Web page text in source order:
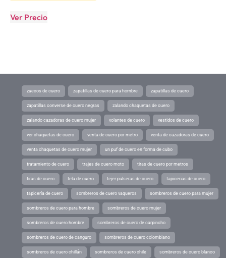
Ver Precio
zuecos de cuero zapatillas de cuero para hombre zapatillas de cuero
zapatillas converse de cuero negras zalando chaquetas de cuero
zalando cazadoras de cuero mujer volantes de cuero vestidos de cuero
ver chaquetas de cuero venta de cuero por metro venta de cazadoras de cuero
venta chaquetas de cuero mujer un puf de cuero en forma de cubo
tratamiento de cuero trajes de cuero moto tiras de cuero por metros
tiras de cuero tela de cuero tejer pulseras de cuero tapicerias de cuero
tapicería de cuero sombreros de cuero vaqueros sombreros de cuero para mujer
sombreros de cuero para hombre sombreros de cuero mujer
sombreros de cuero hombre sombreros de cuero de carpincho
sombreros de cuero de canguro sombreros de cuero colombiano
sombreros de cuero chillán sombreros de cuero chile sombreros de cuero blanco